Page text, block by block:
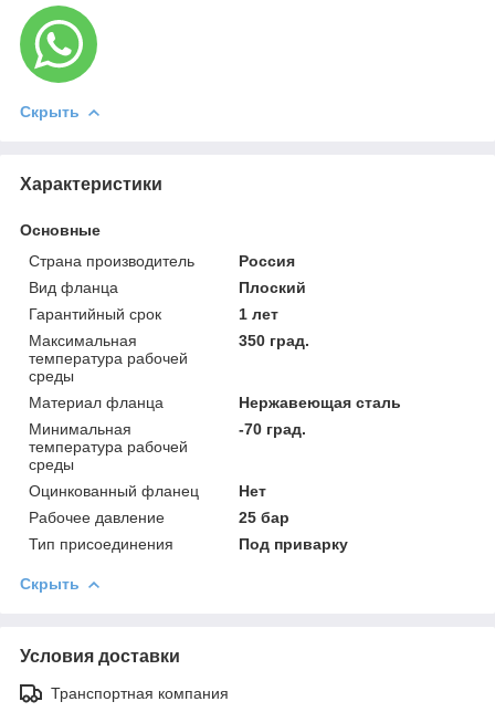
Скрыть
Характеристики
Основные
Страна производитель
Россия
Вид фланца
Плоский
Гарантийный срок
1 лет
Максимальная
температура рабочей
среды
350 град.
Материал фланца
Нержавеющая сталь
Минимальная
температура рабочей
среды
-70 град.
Оцинкованный фланец
Нет
Рабочее давление
25 бар
Тип присоединения
Под приварку
Скрыть
Условия доставки
Транспортная компания